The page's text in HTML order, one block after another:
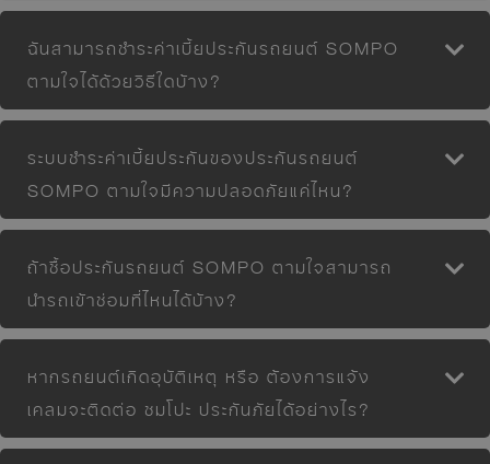
ฉันสามารถชำระค่าเบี้ยประกันรถยนต์ SOMPO
ตามใจได้ด้วยวิธีใดบ้าง?
ระบบชำระค่าเบี้ยประกันของประกันรถยนต์
SOMPO ตามใจมีความปลอดภัยแค่ไหน?
ถ้าซื้อประกันรถยนต์ SOMPO ตามใจสามารถ
นำรถเข้าซ่อมที่ไหนได้บ้าง?
หากรถยนต์เกิดอุบัติเหตุ หรือ ต้องการแจ้ง
เคลมจะติดต่อ ซมโปะ ประกันภัยได้อย่างไร?